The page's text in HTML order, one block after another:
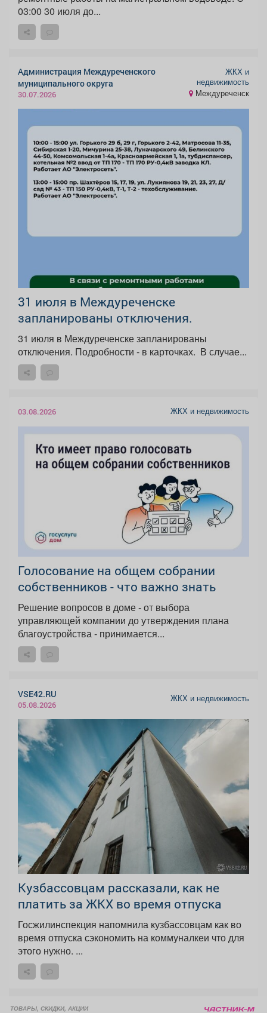
03:00 30 июля до...
Администрация Междуреченского
муниципального округа
30.07.2026
ЖКХ и
недвижимость
Междуреченск
31 июля в Междуреченске
запланированы отключения.
31 июля в Междуреченске запланированы
отключения. Подробности - в карточках. ️ В случае...
03.08.2026 ЖКХ и недвижимость
Голосование на общем собрании
собственников - что важно знать
Решение вопросов в доме - от выбора
управляющей компании до утверждения плана
благоустройства - принимается...
VSE42.RU
05.08.2026
ЖКХ и недвижимость
Кузбассовцам рассказали, как не
платить за ЖКХ во время отпуска
Госжилинспекция напомнила кузбассовцам как во
время отпуска сэкономить на коммуналкеи что для
этого нужно. ...
ТОВАРЫ, СКИДКИ, АКЦИИ